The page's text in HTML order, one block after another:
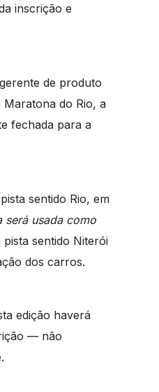
inscrição e
de produto
Maratona do Rio, a
fechada para a
sentido Rio, em
será usada como
pista sentido Niterói
dos carros.
edição haverá
— não